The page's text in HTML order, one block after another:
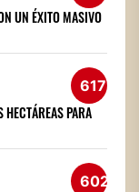
UN ÉXITO MASIVO
617
PARA
602